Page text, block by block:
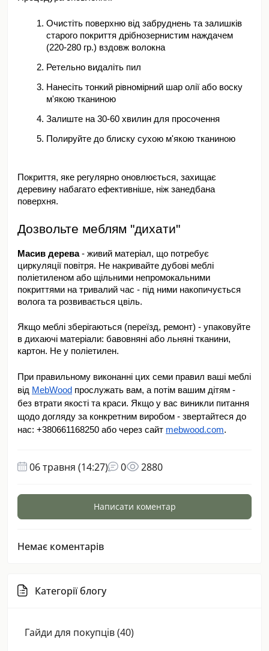
Очистіть поверхню від забруднень та залишків
старого покриття дрібнозернистим наждачем
(220-280 гр.) вздовж волокна
Ретельно видаліть пил
Нанесіть тонкий рівномірний шар олії або воску
м'якою тканиною
Залиште на 30-60 хвилин для просочення
Полируйте до блиску сухою м'якою тканиною
Покриття, яке регулярно оновлюється, захищає
деревину набагато ефективніше, ніж занедбана
поверхня.
Дозвольте меблям "дихати"
Масив дерева - живий матеріал, що потребує
циркуляції повітря. Не накривайте дубові меблі
поліетиленом або щільними непромокальними
покриттями на тривалий час - під ними накопичується
волога та розвивається цвіль.
Якщо меблі зберігаються (переїзд, ремонт) - упаковуйте
в дихаючі матеріали: бавовняні або льняні тканини,
картон. Не у поліетилен.
При правильному виконанні цих семи правил ваші меблі
від MebWood прослужать вам, а потім вашим дітям -
без втрати якості та краси. Якщо у вас виникли питання
щодо догляду за конкретним виробом - звертайтеся до
нас: +380661168250 або через сайт mebwood.com.
06 травня (14:27) 0 2880
Написати коментар
Немає коментарів
Категорії блогу
Гайди для покупців (40)